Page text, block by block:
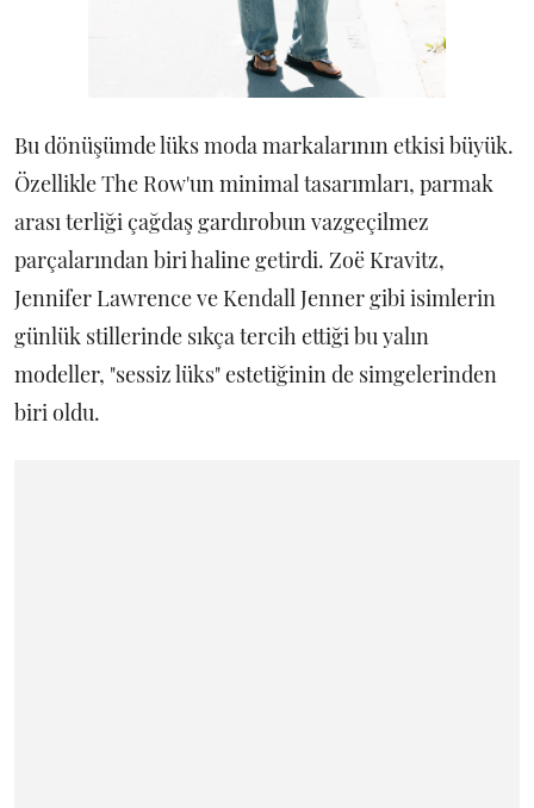
Bu dönüşümde lüks moda markalarının etkisi büyük.
Özellikle The Row'un minimal tasarımları, parmak
arası terliği çağdaş gardırobun vazgeçilmez
parçalarından biri haline getirdi. Zoë Kravitz,
Jennifer Lawrence ve Kendall Jenner gibi isimlerin
günlük stillerinde sıkça tercih ettiği bu yalın
modeller, "sessiz lüks" estetiğinin de simgelerinden
biri oldu.